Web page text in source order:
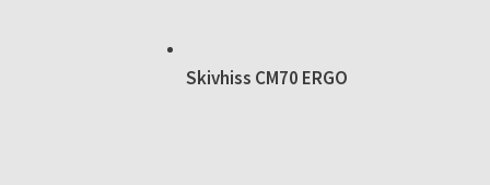
Skivhiss CM70 ERGO